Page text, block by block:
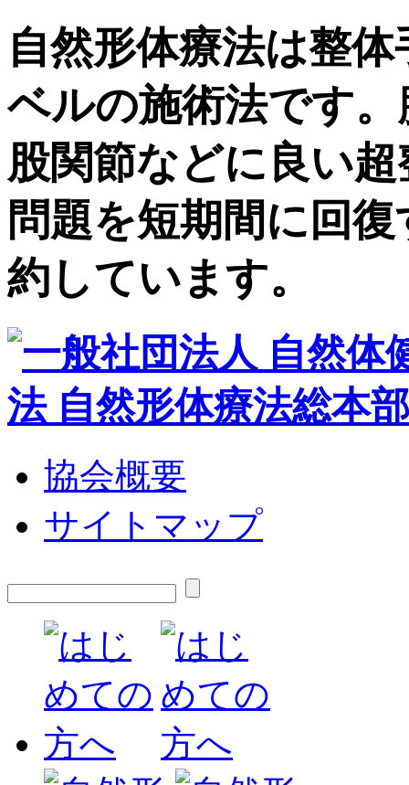
自然形体療法は整
ベルの施術法です
股関節などに良い
問題を短期間に回
約しています。
協会概要
サイトマップ